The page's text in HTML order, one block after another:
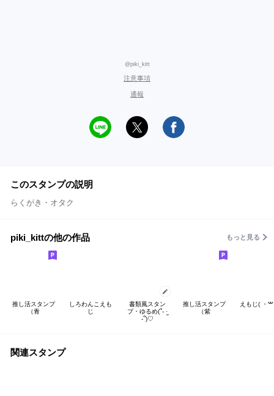
@piki_kitt
注意事項
通報
このスタンプの説明
らくがき・オタク
piki_kittの他の作品 もっと見る
推し活スタンプ
（青
しろわんこえも
じ
書類風スタン
プ・ゆるめ(՞- ·̫
-՞)♡
推し活スタンプ
（紫
関連スタンプ